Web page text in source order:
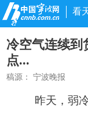
看
冷空气连续到
点...
稿源：宁波晚报
昨天 ，弱